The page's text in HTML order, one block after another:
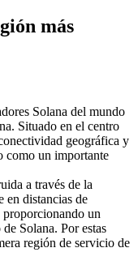
más
Solana del mundo
Situado en el centro
geográfica y
como un importante
a través de la
en distancias de
un
Solana. Por estas
región de servicio de